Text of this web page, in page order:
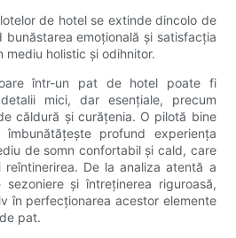
de hotel se extinde dincolo de
emoțională și satisfacția
holistic și odihnitor.
într-un pat de hotel poate fi
mici, dar esențiale, precum
căldură și curățenia. O pilotă bine
profund experiența
de somn confortabil și cald, care
De la analiza atentă a
sezoniere și întreținerea riguroasă,
în perfecționarea acestor elemente
pat.